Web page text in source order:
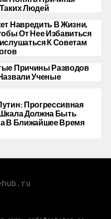
Людей
Навредить В Жизни,
От Нее Избавиться
К Советам
Причины Разводов
Ученые
Прогрессивная
Должна Быть
В Ближайшее Время